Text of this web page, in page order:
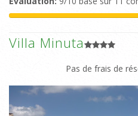
Villa Minuta
Pas de frais de